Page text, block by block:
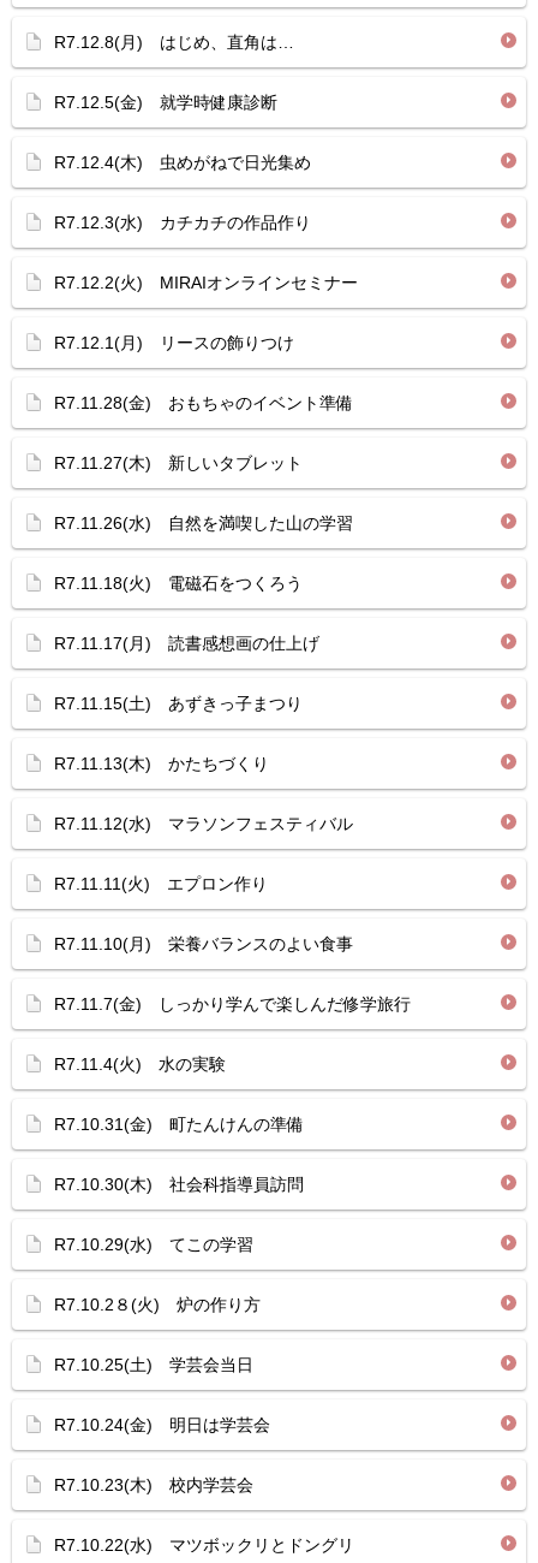
R7.12.8(月) はじめ、直角は…
R7.12.5(金) 就学時健康診断
R7.12.4(木) 虫めがねで日光集め
R7.12.3(水) カチカチの作品作り
R7.12.2(火) MIRAIオンラインセミナー
R7.12.1(月) リースの飾りつけ
R7.11.28(金) おもちゃのイベント準備
R7.11.27(木) 新しいタブレット
R7.11.26(水) 自然を満喫した山の学習
R7.11.18(火) 電磁石をつくろう
R7.11.17(月) 読書感想画の仕上げ
R7.11.15(土) あずきっ子まつり
R7.11.13(木) かたちづくり
R7.11.12(水) マラソンフェスティバル
R7.11.11(火) エプロン作り
R7.11.10(月) 栄養バランスのよい食事
R7.11.7(金) しっかり学んで楽しんだ修学旅行
R7.11.4(火) 水の実験
R7.10.31(金) 町たんけんの準備
R7.10.30(木) 社会科指導員訪問
R7.10.29(水) てこの学習
R7.10.2８(火) 炉の作り方
R7.10.25(土) 学芸会当日
R7.10.24(金) 明日は学芸会
R7.10.23(木) 校内学芸会
R7.10.22(水) マツボックリとドングリ